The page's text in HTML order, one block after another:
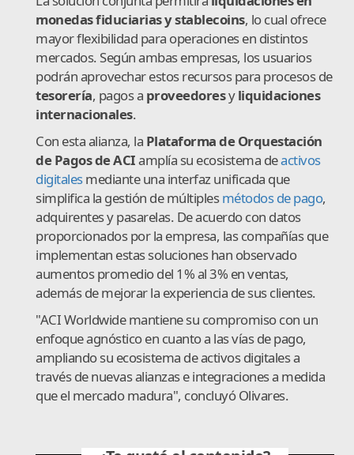
monedas fiduciarias y stablecoins, lo cual ofrece
mayor flexibilidad para operaciones en distintos
mercados. Según ambas empresas, los usuarios
podrán aprovechar estos recursos para procesos de
tesorería, pagos a proveedoresyliquidaciones
internacionales.
Con esta alianza, la Plataforma de Orquestación
de Pagos de ACIamplía su ecosistema deactivos
digitalesmediante una interfaz unificada que
simplifica la gestión de múltiplesmétodos de pago,
adquirentes y pasarelas. De acuerdo con datos
proporcionados por la empresa, las compañías que
implementan estas soluciones han observado
aumentos promedio del 1% al 3% en ventas,
además de mejorar la experiencia de sus clientes.
"ACI Worldwide mantiene su compromiso con un
enfoque agnóstico en cuanto a las vías de pago,
ampliando su ecosistema de activos digitales a
través de nuevas alianzas e integraciones a medida
que el mercado madura", concluyó Olivares.